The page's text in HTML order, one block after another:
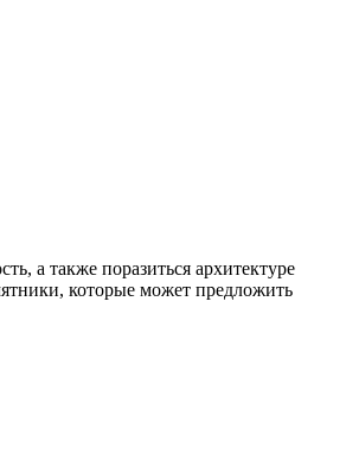
а также поразиться архитектуре
которые может предложить